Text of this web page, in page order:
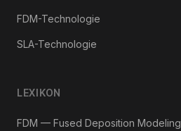
FDM-Technologie
SLA-Technologie
LEXIKON
FDM — Fused Deposition Modeling